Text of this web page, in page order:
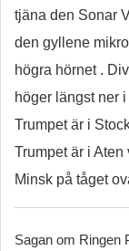
tjäna den Sonar
den gyllene
högra hörnet .
höger längst ner
Trumpet är i
Trumpet är i
Minsk på tåget
Sagan om Ringen